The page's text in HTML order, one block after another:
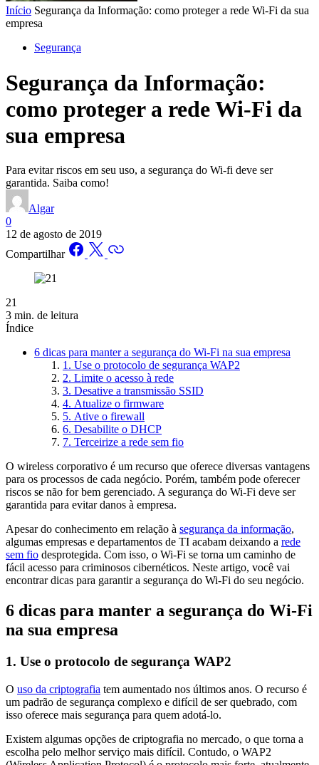
Início Segurança da Informação: como proteger a rede Wi-Fi da sua
empresa
Segurança
Segurança da Informação:
como proteger a rede Wi-Fi da
sua empresa
Para evitar riscos em seu uso, a segurança do Wi-fi deve ser
garantida. Saiba como!
Algar
0
12 de agosto de 2019
Compartilhar
21
3 min. de leitura
Índice
6 dicas para manter a segurança do Wi-Fi na sua empresa
1. Use o protocolo de segurança WAP2
2. Limite o acesso à rede
3. Desative a transmissão SSID
4. Atualize o firmware
5. Ative o firewall
6. Desabilite o DHCP
7. Terceirize a rede sem fio
O wireless corporativo é um recurso que oferece diversas vantagens
para os processos de cada negócio. Porém, também pode oferecer
riscos se não for bem gerenciado. A segurança do Wi-Fi deve ser
garantida para evitar danos à empresa.
Apesar do conhecimento em relação à segurança da informação,
algumas empresas e departamentos de TI acabam deixando a rede
sem fio desprotegida. Com isso, o Wi-Fi se torna um caminho de
fácil acesso para criminosos cibernéticos. Neste artigo, você vai
encontrar dicas para garantir a segurança do Wi-Fi do seu negócio.
6 dicas para manter a segurança do Wi-Fi
na sua empresa
1. Use o protocolo de segurança WAP2
O uso da criptografia tem aumentado nos últimos anos. O recurso é
um padrão de segurança complexo e difícil de ser quebrado, com
isso oferece mais segurança para quem adotá-lo.
Existem algumas opções de criptografia no mercado, o que torna a
escolha pelo melhor serviço mais difícil. Contudo, o WAP2